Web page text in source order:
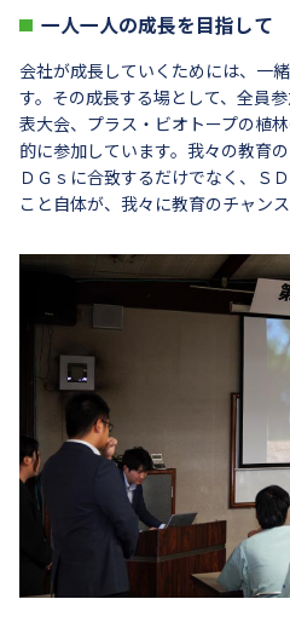
一人一人の成長を目指して
会社が成長していくためには、一
す。その成長する場として、全員
表大会、プラス・ビオトープの植
的に参加しています。我々の教育
ＤＧｓに合致するだけでなく、Ｓ
こと自体が、我々に教育のチャンス